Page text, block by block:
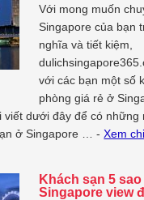
Với mong muốn
Singapore của bạn
nghĩa và tiết kiệm,
với các bạn một số
phòng giá rẻ ở
viết dưới đây để có những
ở Singapore … -Xem
Khách sạn 5
Singapore view